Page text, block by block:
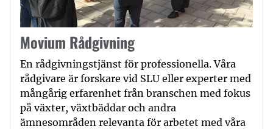
Movium Rådgivning
En rådgivningstjänst för professionella. Våra
rådgivare är forskare vid SLU eller experter med
mångårig erfarenhet från branschen med fokus
på växter, växtbäddar och andra
ämnesområden relevanta för arbetet med våra